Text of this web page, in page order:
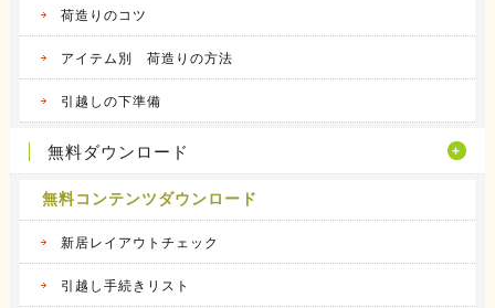
荷造りのコツ
アイテム別 荷造りの方法
引越しの下準備
無料ダウンロード
無料コンテンツダウンロード
新居レイアウトチェック
引越し手続きリスト